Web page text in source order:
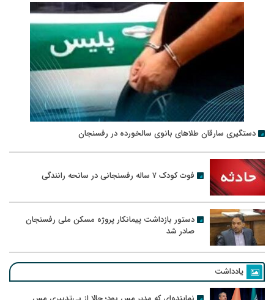
دستگیری سارقان طلاهای بانوی سالخورده در رفسنجان
فوت کودک ۷ ساله رفسنجانی در سانحه رانندگی
دستور بازداشت پیمانکار پروژه مسکن ملی رفسنجان
صادر شد
یادداشت